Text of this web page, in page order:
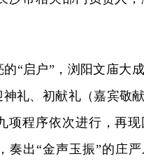
“启户”，浏阳文庙大
礼、初献礼（嘉宾敬
项程序依次进行，再
奏出“金声玉振”的庄